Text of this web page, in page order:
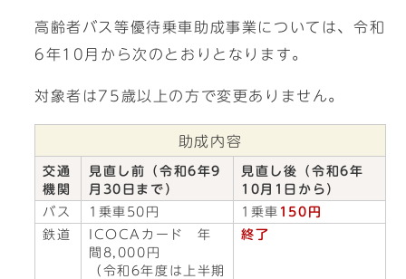
高齢者バス等優待乗車助成事業については、令和
6年10月から次のとおりとなります。
対象者は75歳以上の方で変更ありません。
助成内容
交通
機関
見直し前（令和6年9
月30日まで）
見直し後（令和6年
10月1日から）
バス
1乗車50円 1乗車 150円
鉄道
ICOCAカード 年
間8,000円
（令和6年度は上半期
終了